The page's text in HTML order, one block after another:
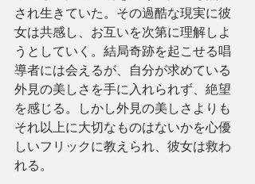
され生きていた。その過酷な現実に彼
女は共感し、お互いを次第に理解しよ
うとしていく。結局奇跡を起こせる唱
導者には会えるが、自分が求めている
外見の美しさを手に入れられず、絶望
を感じる。しかし外見の美しさよりも
それ以上に大切なものはないかを心優
しいフリックに教えられ、彼女は救わ
れる。